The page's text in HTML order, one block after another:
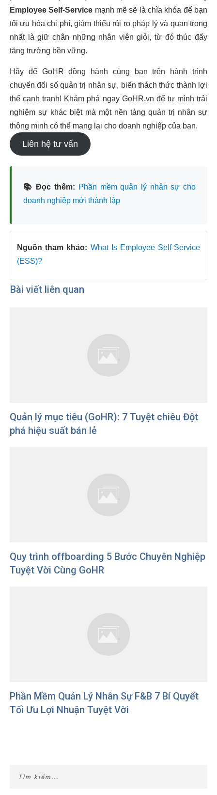
Employee Self-Service mạnh mẽ sẽ là chìa khóa để bạn
tối ưu hóa chi phí, giảm thiểu rủi ro pháp lý và quan trọng
nhất là giữ chân những nhân viên giỏi, từ đó thúc đẩy
tăng trưởng bền vững.
Hãy để GoHR đồng hành cùng bạn trên hành trình
chuyển đổi số quản trị nhân sự, biến thách thức thành lợi
thế cạnh tranh! Khám phá ngay GoHR.vn để tự mình trải
nghiệm sự khác biệt mà một nền tảng quản trị nhân sự
thông minh có thể mang lại cho doanh nghiệp của bạn.
Liên hệ tư vấn
📚 Đọc thêm: Phần mềm quản lý nhân sự cho
doanh nghiệp mới thành lập
Nguồn tham khảo: What Is Employee Self-Service
(ESS)?
Bài viết liên quan
Quản lý mục tiêu (GoHR): 7 Tuyệt chiêu Đột
phá hiệu suất bán lẻ
Quy trình offboarding 5 Bước Chuyên Nghiệp
Tuyệt Vời Cùng GoHR
Phần Mềm Quản Lý Nhân Sự F&B 7 Bí Quyết
Tối Ưu Lợi Nhuận Tuyệt Vời